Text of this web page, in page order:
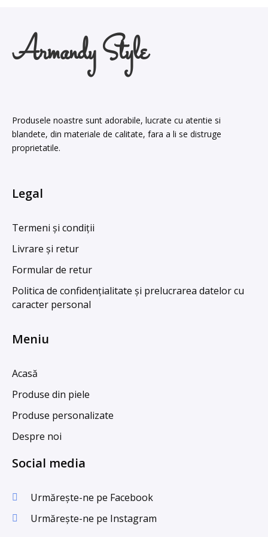
Armandy Style
Produsele noastre sunt adorabile, lucrate cu atentie si
blandete, din materiale de calitate, fara a li se distruge
proprietatile.
Legal
Termeni și condiții
Livrare și retur
Formular de retur
Politica de confidențialitate și prelucrarea datelor cu
caracter personal
Meniu
Acasă
Produse din piele
Produse personalizate
Despre noi
Social media
Urmărește-ne pe Facebook
Urmărește-ne pe Instagram